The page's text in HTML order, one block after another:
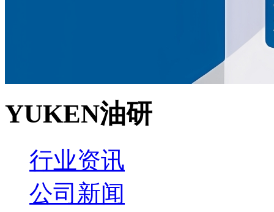
YUKEN油研
行业资讯
公司新闻